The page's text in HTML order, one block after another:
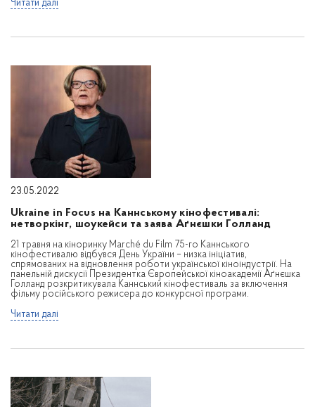
Читати далі
23.05.2022
Ukraine in Focus на Каннському кінофестивалі:
нетворкінг, шоукейси та заява Аґнєшки Голланд
21 травня на кіноринку Marché du Film 75-го Каннського
кінофестивалю відбувся День України – низка ініціатив,
спрямованих на відновлення роботи української кіноіндустрії. На
панельній дискусії Президентка Європейської кіноакадемії Аґнєшка
Голланд розкритикувала Каннський кінофестиваль за включення
фільму російського режисера до конкурсної програми.
Читати далі